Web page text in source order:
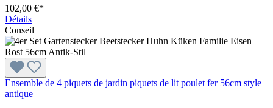
102,00 €*
Détails
Conseil
Ensemble de 4 piquets de jardin piquets de lit poulet fer 56cm style
antique